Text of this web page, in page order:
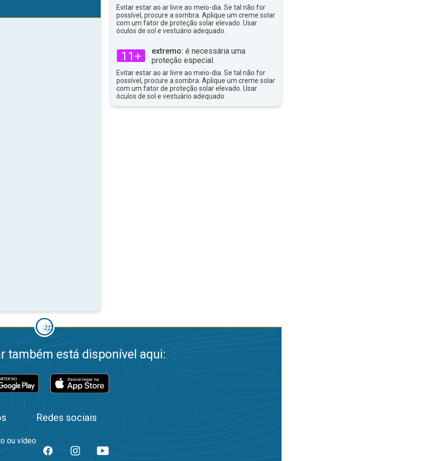
Evitar estar ao ar livre ao meio-dia. Se tal não for
possível, procure a sombra. Aplique um creme solar
com um fator de proteção solar elevado. Usar
óculos de sol e vestuário adequado.
11+ extremo: é necessária uma
proteção especial.
Evitar estar ao ar livre ao meio-dia. Se tal não for
possível, procure a sombra. Aplique um creme solar
com um fator de proteção solar elevado. Usar
óculos de sol e vestuário adequado.
também está disponível aqui:
ou vídeo
Redes sociais